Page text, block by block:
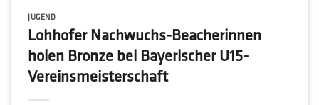
JUGEND
Lohhofer Nachwuchs-Beacherinnen
holen Bronze bei Bayerischer U15-
Vereinsmeisterschaft